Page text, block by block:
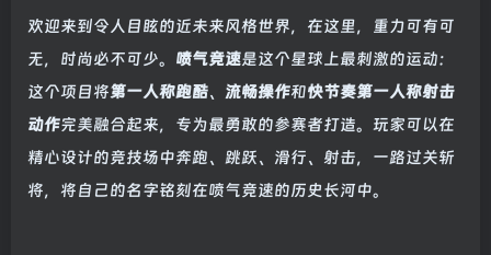
欢迎来到令人目眩的近未来风格世界，在这里，重力可有可
无，时尚必不可少。 喷气竞速是这个星球上最刺激的运动：
这个项目将第一人称跑酷、 流畅操作和快节奏第一人称射击
动作完美融合起来，专为最勇敢的参赛者打造。玩家可以在
精心设计的竞技场中奔跑、跳跃、滑行、射击，一路过关斩
将，将自己的名字铭刻在喷气竞速的历史长河中。